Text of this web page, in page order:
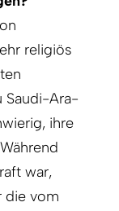
religiös
Saudi-Ara­
ihre
war,
die vom